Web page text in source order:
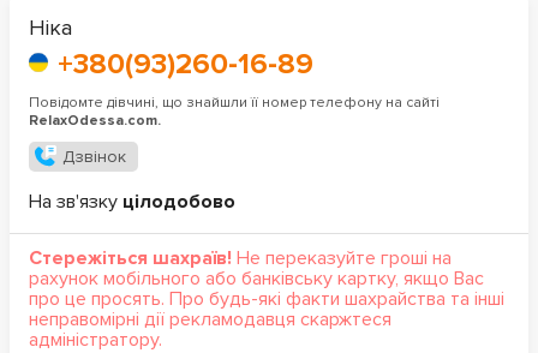
Ніка
+380(93)260-16-89
Повідомте дівчині, що знайшли її номер телефону на сайті
RelaxOdessa.com.
Дзвінок
На зв'язку цілодобово
Стережіться шахраїв! Не переказуйте гроші на
рахунок мобільного або банківську картку, якщо Вас
про це просять. Про будь-які факти шахрайства та інші
неправомірні дії рекламодавця скаржтеся
адміністратору.